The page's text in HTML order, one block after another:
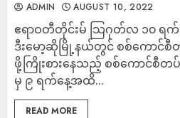
ADMIN AUGUST 10, 2022
ဧရာဝတီတိုင်းမ် သြဂုတ်လ ၁၀ ရ
ဒီးမော့ဆိုမြို့နယ်တွင် စစ်ကောင်စီတ
ဖို့ကြိုးစားနေသည့် စစ်ကောင်စီတ
မှ ၉ ရက်နေ့အထိ...
READ MORE